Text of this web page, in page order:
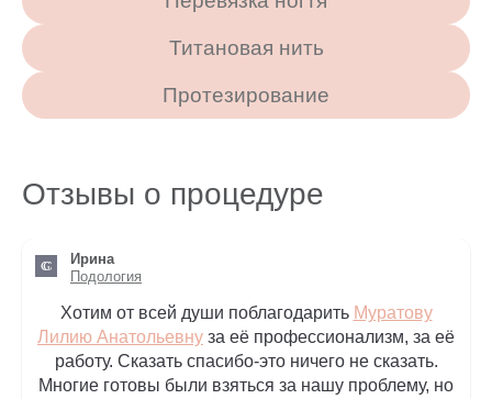
Титановая нить
Протезирование
Отзывы о процедуре
Ирина
Подология
Хотим от всей души поблагодарить Муратову
Лилию Анатольевну за её профессионализм, за её
работу. Сказать спасибо-это ничего не сказать.
Многие готовы были взяться за нашу проблему, но